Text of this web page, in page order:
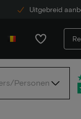
Uitgebreid
Personen